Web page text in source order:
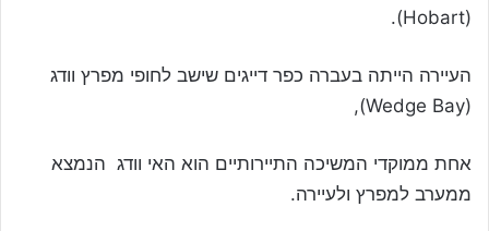
(
Hobart
).
העיירה הייתה בעברה כפר דייגים שישב לחופי מפרץ וודג
(
Wedge Bay
),
אחת ממוקדי המשיכה התיירותיים הוא האי וודג הנמצא
ממערב למפרץ ולעיירה.